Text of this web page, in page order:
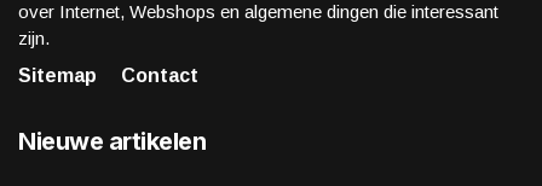
over Internet, Webshops en algemene dingen die interessant
zijn.
Sitemap
Contact
Nieuwe artikelen